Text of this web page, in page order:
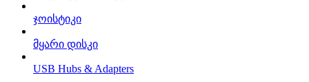
ჯოისტიკი
მყარი დისკი
USB Hubs & Adapters